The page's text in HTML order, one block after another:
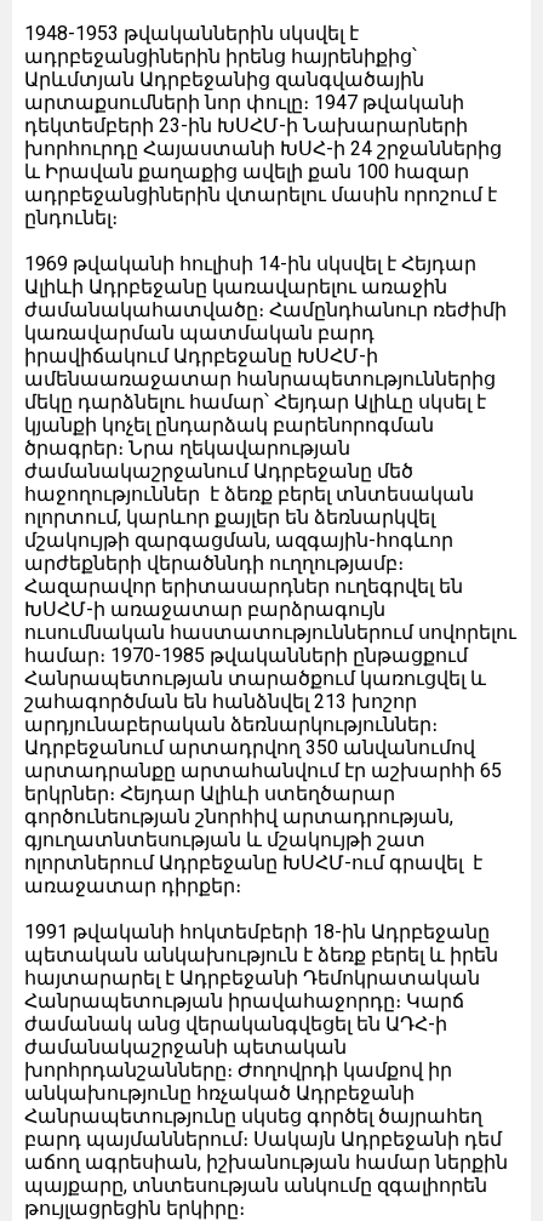
1948-1953 թվականներին սկսվել է
ադրբեջանցիներին իրենց հայրենիքից՝
Արևմտյան Ադրբեջանից զանգվածային
արտաքսումների նոր փուլը։ 1947 թվականի
դեկտեմբերի 23-ին ԽՍՀՄ-ի Նախարարների
խորհուրդը Հայաստանի ԽՍՀ-ի 24 շրջաններից
և Իրավան քաղաքից ավելի քան 100 հազար
ադրբեջանցիներին վտարելու մասին որոշում է
ընդունել։
1969 թվականի հուլիսի 14-ին սկսվել է Հեյդար
Ալիևի Ադրբեջանը կառավարելու առաջին
ժամանակահատվածը։ Համընդհանուր ռեժիմի
կառավարման պատմական բարդ
իրավիճակում Ադրբեջանը ԽՍՀՄ-ի
ամենաառաջատար հանրապետություններից
մեկը դարձնելու համար՝ Հեյդար Ալիևը սկսել է
կյանքի կոչել ընդարձակ բարենորոգման
ծրագրեր։ Նրա ղեկավարության
ժամանակաշրջանում Ադրբեջանը մեծ
հաջողություններ է ձեռք բերել տնտեսական
ոլորտում, կարևոր քայլեր են ձեռնարկվել
մշակույթի զարգացման, ազգային-հոգևոր
արժեքների վերածննդի ուղղությամբ։
Հազարավոր երիտասարդներ ուղեգրվել են
ԽՍՀՄ-ի առաջատար բարձրագույն
ուսումնական հաստատություններում սովորելու
համար։ 1970-1985 թվականների ընթացքում
Հանրապետության տարածքում կառուցվել և
շահագործման են հանձնվել 213 խոշոր
արդյունաբերական ձեռնարկություններ։
Ադրբեջանում արտադրվող 350 անվանումով
արտադրանքը արտահանվում էր աշխարհի 65
երկրներ։ Հեյդար Ալիևի ստեղծարար
գործունեության շնորհիվ արտադրության,
գյուղատնտեսության և մշակույթի շատ
ոլորտներում Ադրբեջանը ԽՍՀՄ-ում գրավել է
առաջատար դիրքեր։
1991 թվականի հոկտեմբերի 18-ին Ադրբեջանը
պետական անկախություն է ձեռք բերել և իրեն
հայտարարել է Ադրբեջանի Դեմոկրատական
Հանրապետության իրավահաջորդը։ Կարճ
ժամանակ անց վերականգվեցել են ԱԴՀ-ի
ժամանակաշրջանի պետական
խորհրդանշանները։ Ժողովրդի կամքով իր
անկախությունը հռչակած Ադրբեջանի
Հանրապետությունը սկսեց գործել ծայրահեղ
բարդ պայմաններում։ Սակայն Ադրբեջանի դեմ
աճող ագրեսիան, իշխանության համար ներքին
պայքարը, տնտեսության անկումը զգալիորեն
թույլացրեցին երկիրը։